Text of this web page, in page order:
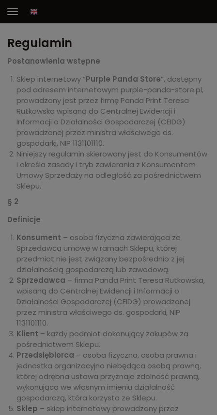
Regulamin
Postanowienia wstępne
Sklep internetowy ”Purple Panda Store”, dostępny
pod adresem internetowym purple-panda-store.pl,
prowadzony jest przez firmę Panda Print Teresa
Rutkowska wpisaną do Centralnej Ewidencji i
Informacji o Działalności Gospodarczej (CEIDG)
prowadzonej przez ministra właściwego ds.
gospodarki, NIP 1131101110.
Niniejszy regulamin skierowany jest do Konsumentów
i określa zasady i tryb zawierania z Konsumentem
Umowy Sprzedaży na odległość za pośrednictwem
Sklepu.
§ 2
Definicje
Konsument – osoba fizyczna zawierająca ze
Sprzedawcą umowę w ramach Sklepu, której
przedmiot nie jest związany bezpośrednio z jej
działalnością gospodarczą lub zawodową.
Sprzedawca – firma Panda Print Teresa Rutkowska,
wpisaną do Centralnej Ewidencji i Informacji o
Działalności Gospodarczej (CEIDG) prowadzonej
przez ministra właściwego ds. gospodarki, NIP
1131101110.
Klient – każdy podmiot dokonujący zakupów za
pośrednictwem Sklepu.
Przedsiębiorca – osoba fizyczna, osoba prawna i
jednostka organizacyjna niebędąca osobą prawną,
której odrębna ustawa przyznaje zdolność prawną,
wykonująca we własnym imieniu działalność
gospodarczą, która korzysta ze Sklepu.
Sklep – sklep internetowy prowadzony przez